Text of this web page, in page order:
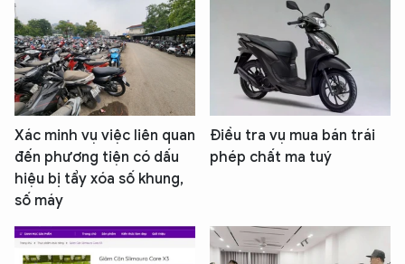
Xác minh vụ việc liên quan
đến phương tiện có dấu
hiệu bị tẩy xóa số khung,
số máy
Điều tra vụ mua bán trái
phép chất ma tuý